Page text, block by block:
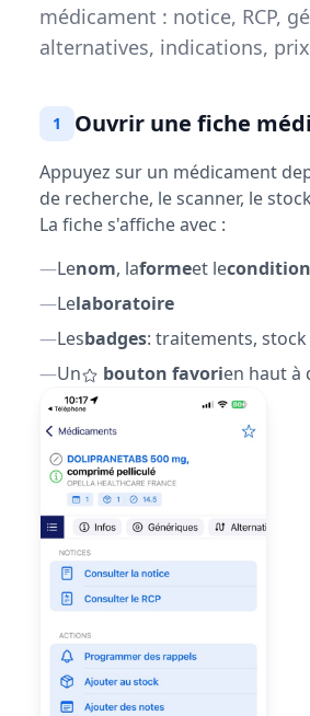
médicament : notice, RCP,
alternatives, indications, prix
1 Ouvrir une fiche
Appuyez sur un médicament
de recherche, le scanner, le
La fiche s'affiche avec :
—Lenom, laformeet le
—Lelaboratoire
—Lesbadges: traitements,
—Un bouton favorien haut à